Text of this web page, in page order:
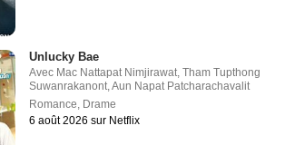
Unlucky Bae
Avec Mac Nattapat Nimjirawat ,Tham Tupthong
Suwanrakanont ,Aun Napat Patcharachavalit
Romance Drame
6 août 2026 sur Netflix